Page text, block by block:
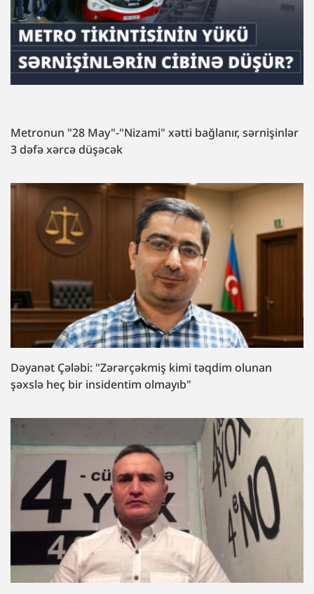
Metronun "28 May"-"Nizami" xətti bağlanır, sərnişinlər
3 dəfə xərcə düşəcək
Dəyanət Çələbi: "Zərərçəkmiş kimi təqdim olunan
şəxslə heç bir insidentim olmayıb"